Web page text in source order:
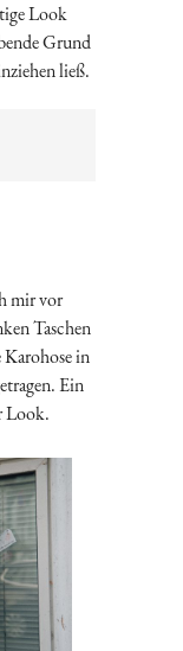
Look
Grund
ließ.
mir vor
Taschen
Karohose in
Ein
Look.